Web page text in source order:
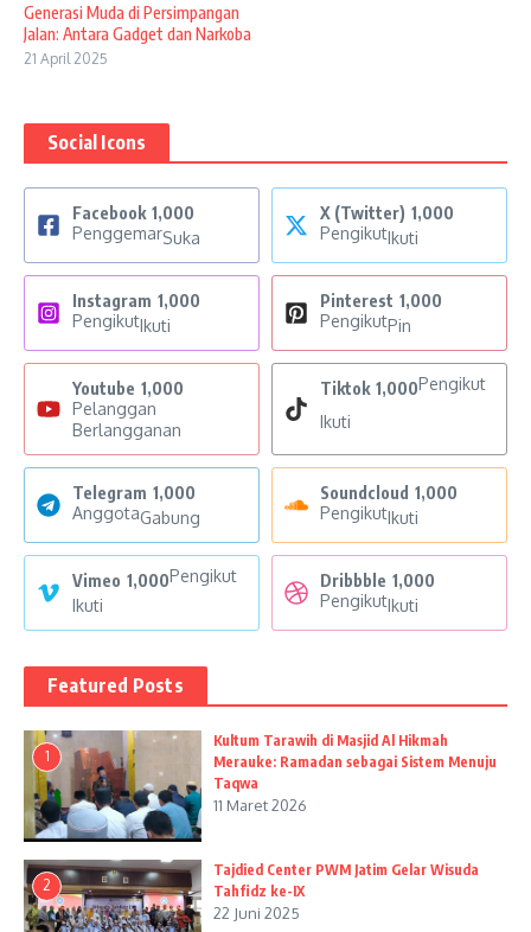
Generasi Muda di Persimpangan
Jalan: Antara Gadget dan Narkoba
21 April 2025
Social Icons
Facebook 1,000
PenggemarSuka
X (Twitter) 1,000
PengikutIkuti
Instagram 1,000
PengikutIkuti
Pinterest 1,000
PengikutPin
Youtube 1,000
Pelanggan
Berlangganan
Tiktok 1,000Pengikut
Ikuti
Telegram 1,000
AnggotaGabung
Soundcloud 1,000
PengikutIkuti
Vimeo 1,000Pengikut
Ikuti
Dribbble 1,000
PengikutIkuti
Featured Posts
1
Kultum Tarawih di Masjid Al Hikmah
Merauke: Ramadan sebagai Sistem Menuju
Taqwa
11 Maret 2026
2
Tajdied Center PWM Jatim Gelar Wisuda
Tahfidz ke-IX
22 Juni 2025